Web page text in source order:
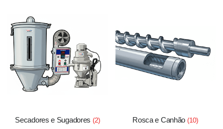
Secadores e Sugadores (2) Rosca e Canhão (10)